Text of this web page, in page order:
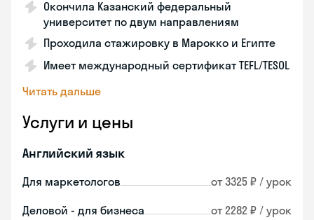
Окончила Казанский федеральный
университет по двум направлениям
Проходила стажировку в Марокко и Египте
Имеет международный сертификат TEFL/TESOL
Читать дальше
Услуги и цены
Английский язык
Для маркетологов от 3325 ₽ / урок
Деловой - для бизнеса от 2282 ₽ / урок